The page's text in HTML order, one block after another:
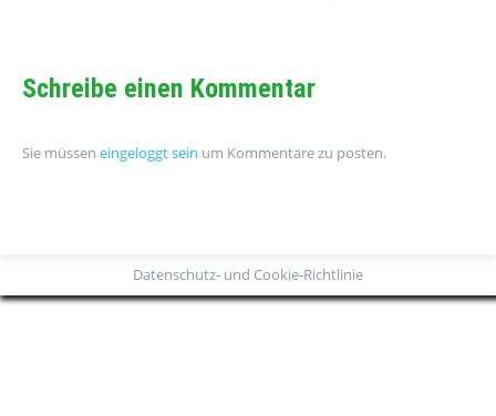
Schreibe einen Kommentar
Sie müssen eingeloggt sein um Kommentare zu posten.
Datenschutz- und Cookie-Richtlinie